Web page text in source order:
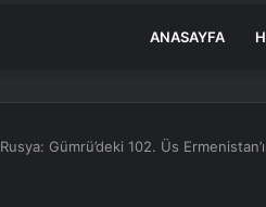
ANASAYFA
Rusya: Gümrü’deki 102. Üs